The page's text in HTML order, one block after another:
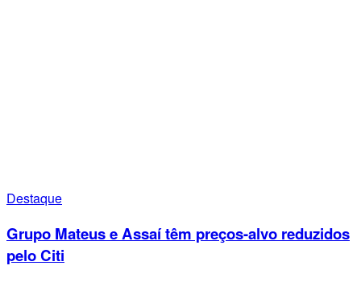
Destaque
Grupo Mateus e Assaí têm preços-alvo reduzidos
pelo Citi